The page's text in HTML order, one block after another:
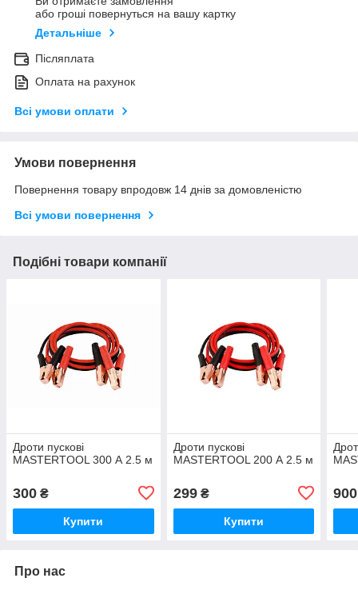
або гроші повернуться на вашу картку
Детальніше
Післяплата
Оплата на рахунок
Всі умови оплати
Умови повернення
Повернення товару впродовж 14 днів за домовленістю
Всі умови повернення
Подібні товари компанії
Дроти пускові
MASTERTOOL 300 А 2.5 м
300 ₴
Купити
Дроти пускові
MASTERTOOL 200 А 2.5 м
299₴
Купити
900
Про нас